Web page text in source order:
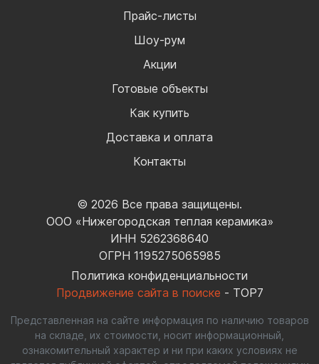
Прайс-листы
Шоу-рум
Акции
Готовые объекты
Как купить
Доставка и оплата
Контакты
© 2026 Все права защищены.
ООО «Нижегородская теплая керамика»
ИНН 5262368640
ОГРН 1195275065985
Политика конфиденциальности
Продвижение сайта в поиске - TOP7
Представленная на сайте информация по наличию товаров
на складе, их стоимости, носит информационный,
ознакомительный характер и ни при каких условиях не